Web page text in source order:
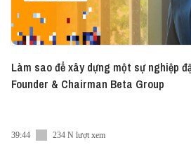
Làm sao để xây dựng một sự nghiệp
Founder & Chairman Beta Group
39:44 234 N lượt xem